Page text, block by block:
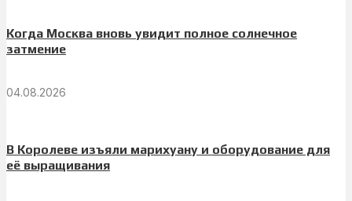
Когда Москва вновь увидит полное солнечное
затмение
04.08.2026
В Королеве изъяли марихуану и оборудование для
её выращивания